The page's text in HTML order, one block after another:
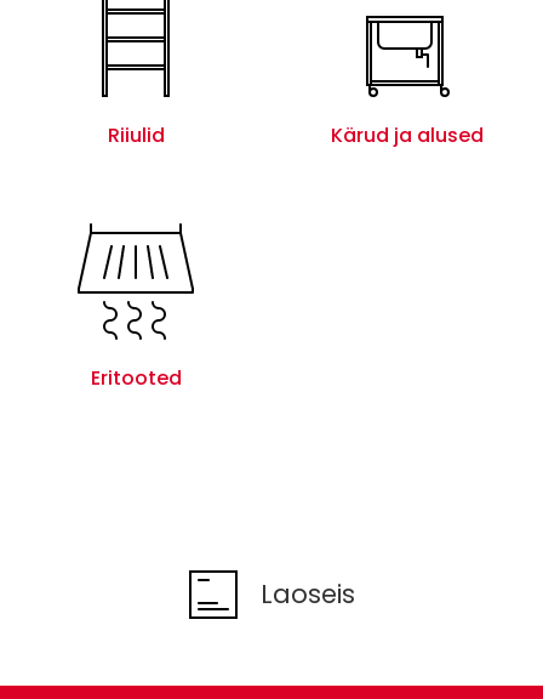
Riiulid Kärud ja alused
Eritooted
Laoseis